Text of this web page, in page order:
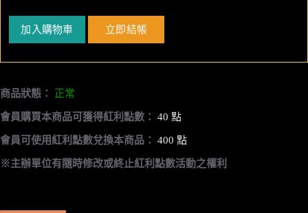
加入購物車 立即結帳
商品狀態： 正常
會員購買本商品可獲得紅利點數： 40 點
會員可使用紅利點數兌換本商品： 400 點
※主辦單位有隨時修改或終止紅利點數活動之權利